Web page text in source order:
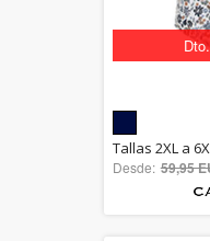
Tallas 2XL a
Desde: 59,95